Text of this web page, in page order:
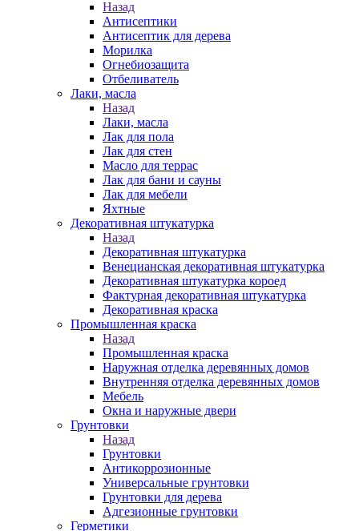
Назад
Антисептики
Антисептик для дерева
Морилка
Огнебиозащита
Отбеливатель
Лаки, масла
Назад
Лаки, масла
Лак для пола
Лак для стен
Масло для террас
Лак для бани и сауны
Лак для мебели
Яхтные
Декоративная штукатурка
Назад
Декоративная штукатурка
Венецианская декоративная штукатурка
Декоративная штукатурка короед
Фактурная декоративная штукатурка
Декоративная краска
Промышленная краска
Назад
Промышленная краска
Наружная отделка деревянных домов
Внутренняя отделка деревянных домов
Мебель
Окна и наружные двери
Грунтовки
Назад
Грунтовки
Антикоррозионные
Универсальные грунтовки
Грунтовки для дерева
Адгезионные грунтовки
Герметики